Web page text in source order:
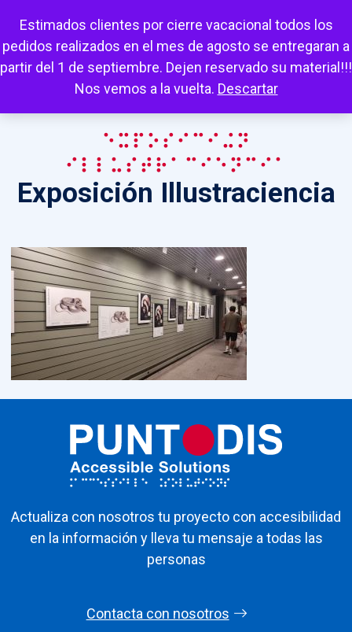
Estimados clientes por cierre vacacional todos los
pedidos realizados en el mes de agosto se entregaran a
partir del 1 de septiembre. Dejen reservado su material!!!
Nos vemos a la vuelta. Descartar
Mi cuenta Carrito Favoritos Escuchar
Exposición
Illustraciencia
Exposición Illustraciencia
Actualiza con nosotros tu proyecto con accesibilidad
en la información y lleva tu mensaje a todas las
personas
Contacta con nosotros